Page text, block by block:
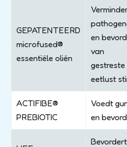
GEPATENTEERD
microfused®
essentiële oliën
en
van
eetlust
ACTIFIBE®
PREBIOTIC
Voedt
en